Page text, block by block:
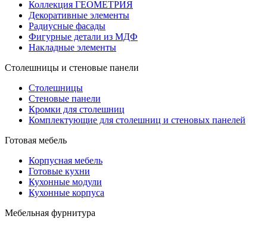
Коллекция ГЕОМЕТРИЯ
Декоративные элементы
Радиусные фасады
Фигурные детали из МДФ
Накладные элементы
Столешницы и стеновые панели
Столешницы
Стеновые панели
Кромки для столешниц
Комплектующие для столешниц и стеновых панелей
Готовая мебель
Корпусная мебель
Готовые кухни
Кухонные модули
Кухонные корпуса
Мебельная фурнитура